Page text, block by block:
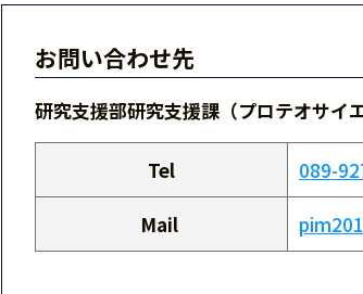
お問い合わせ先
研究支援部研究支援課（プロテオサ
Tel
089-
Mail